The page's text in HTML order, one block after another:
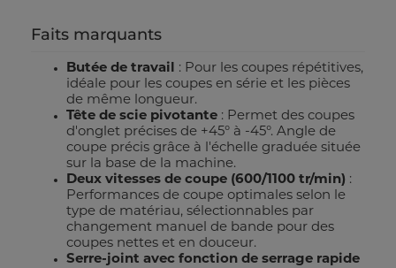
Faits marquants
Butée de travail : Pour les coupes répétitives,
idéale pour les coupes en série et les pièces
de même longueur.
Tête de scie pivotante : Permet des coupes
d'onglet précises de +45° à -45°. Angle de
coupe précis grâce à l'échelle graduée située
sur la base de la machine.
Deux vitesses de coupe (600/1100 tr/min) :
Performances de coupe optimales selon le
type de matériau, sélectionnables par
changement manuel de bande pour des
coupes nettes et en douceur.
Serre-joint avec fonction de serrage rapide